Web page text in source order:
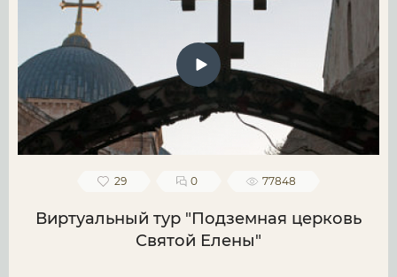
29 0 77848
Виртуальный тур "Подземная церковь
Святой Елены"